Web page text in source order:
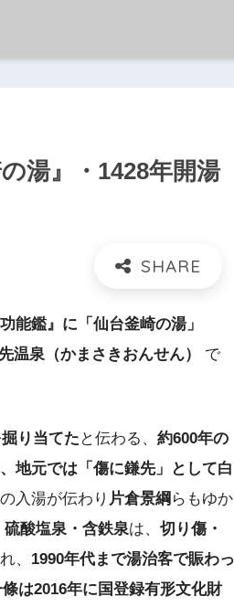
湯』・1428年開湯
能鑑』に「仙台釜崎の湯」
温泉（かまさきおんせん）
で
り当てた と伝わる、 約600年の
地元では「傷に鎌先」として白
の入湯が伝わり 片倉景綱 らもゆか
酸塩泉・含鉄泉は、 切り傷・
、 1990年代まで湯治客で賑わっ
は2016年に国登録有形文化財